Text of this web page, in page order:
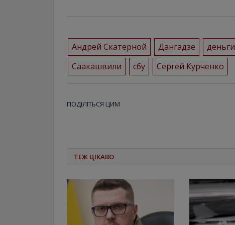
Андрей Скатерной Дангадзе деньги
Саакашвили
сбу Сергей Курченко
ПОДІЛІТЬСЯ ЦИМ
ТЕЖ ЦІКАВО